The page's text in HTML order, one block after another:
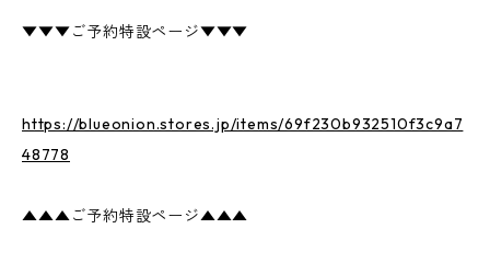
▼▼▼ご予約特設ページ▼▼▼
https://blueonion.stores.jp/items/69f230b932510f3c9a7
48778
▲▲▲ご予約特設ページ▲▲▲